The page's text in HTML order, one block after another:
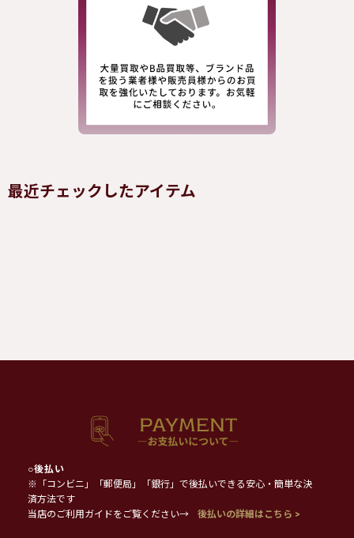
最近チェックしたアイテム
○後払い
※「コンビニ」「郵便局」「銀行」で後払いできる安心・簡単な決
済方法です
当店のご利用ガイドをご覧ください→
後払いの詳細はこちら >